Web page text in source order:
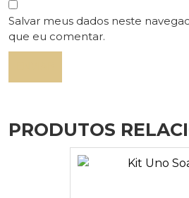
Salvar meus dados neste
que eu comentar.
PRODUTOS